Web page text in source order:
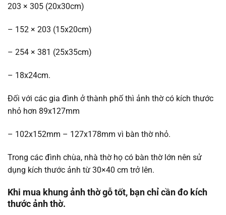
203 × 305 (20x30cm)
– 152 × 203 (15x20cm)
– 254 × 381 (25x35cm)
– 18x24cm.
Đối với các gia đình ở thành phố thì ảnh thờ có kích thước
nhỏ hơn 89x127mm
– 102x152mm – 127x178mm vì bàn thờ nhỏ.
Trong các đình chùa, nhà thờ họ có bàn thờ lớn nên sử
dụng kích thước ảnh từ 30×40 cm trở lên.
Khi mua khung ảnh thờ gỗ tốt, bạn chỉ cần đo kích
thước ảnh thờ.